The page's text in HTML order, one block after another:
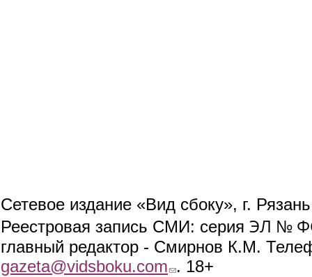
Сетевое издание «Вид сбоку», г.
Реестровая запись СМИ: серия ЭЛ №
главный редактор - Смирнов К.М.
gazeta@vidsboku.com (link sends e-mail)
. 18+